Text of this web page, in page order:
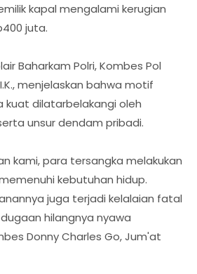
kapal mengalami kerugian
juta.
Baharkam Polri, Kombes Pol
menjelaskan bahwa motif
kuat dilatarbelakangi oleh
unsur dendam pribadi.
kami, para tersangka melakukan
kebutuhan hidup.
juga terjadi kelalaian fatal
hilangnya nyawa
Donny Charles Go, Jum'at